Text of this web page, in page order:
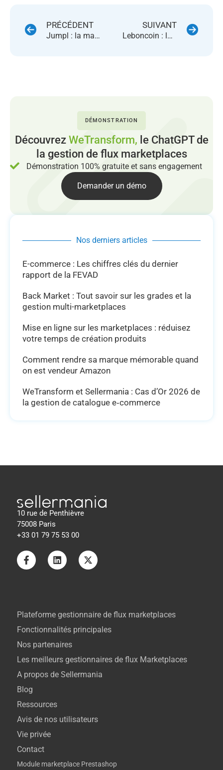
PRÉCÉDENT
Jumpl : la marketplace de la transparence et durabilité rejoint Sellermania
SUIVANT
Leboncoin : la marketplace de la seconde main par excellence rejoint Sellermania
DÉMONSTRATION
Découvrez WeTransform, le ChatGPT de
la gestion de flux marketplaces
Démonstration 100% gratuite et sans engagement
Demander un démo
Nos derniers articles
E-commerce : Les chiffres clés du dernier
rapport de la FEVAD
Back Market : Tout savoir sur les grades et la
gestion multi-marketplaces
Mise en ligne sur les marketplaces : réduisez
votre temps de création produits
Comment rendre sa marque mémorable quand
on est vendeur Amazon
WeTransform et Sellermania : Cas d’Or 2026 de
la gestion de catalogue e‑commerce
10 rue de Penthièvre
75008 Paris
+33 01 79 75 53 00
A propos de Sellermania
Blog
Ressources
Avis de nos utilisateurs
Vie privée
Contact
Plateforme gestionnaire de flux marketplaces
Fonctionnalités principales
Nos partenaires
Les meilleurs gestionnaires de flux Marketplaces
Module marketplace Prestashop